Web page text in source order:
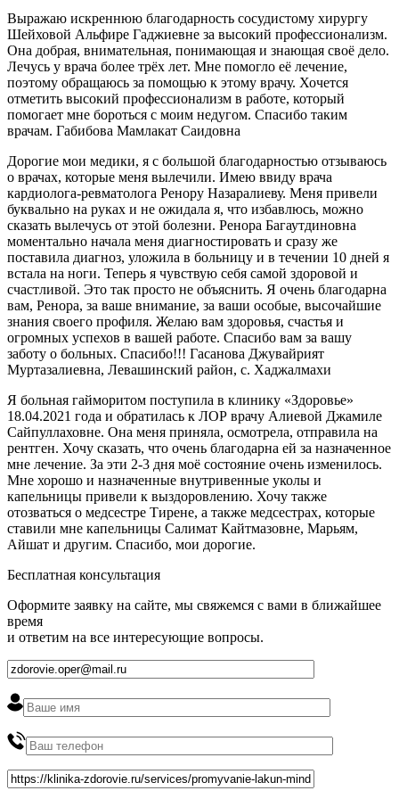
Выражаю искреннюю благодарность сосудистому хирургу
Шейховой Альфире Гаджиевне за высокий профессионализм.
Она добрая, внимательная, понимающая и знающая своё дело.
Лечусь у врача более трёх лет. Мне помогло её лечение,
поэтому обращаюсь за помощью к этому врачу. Хочется
отметить высокий профессионализм в работе, который
помогает мне бороться с моим недугом. Спасибо таким
врачам. Габибова Мамлакат Саидовна
Дорогие мои медики, я с большой благодарностью отзываюсь
о врачах, которые меня вылечили. Имею ввиду врача
кардиолога-ревматолога Ренору Назаралиеву. Меня привели
буквально на руках и не ожидала я, что избавлюсь, можно
сказать вылечусь от этой болезни. Ренора Багаутдиновна
моментально начала меня диагностировать и сразу же
поставила диагноз, уложила в больницу и в течении 10 дней я
встала на ноги. Теперь я чувствую себя самой здоровой и
счастливой. Это так просто не объяснить. Я очень благодарна
вам, Ренора, за ваше внимание, за ваши особые, высочайшие
знания своего профиля. Желаю вам здоровья, счастья и
огромных успехов в вашей работе. Спасибо вам за вашу
заботу о больных. Спасибо!!! Гасанова Джувайрият
Муртазалиевна, Левашинский район, с. Хаджалмахи
Я больная гайморитом поступила в клинику «Здоровье»
18.04.2021 года и обратилась к ЛОР врачу Алиевой Джамиле
Сайпуллаховне. Она меня приняла, осмотрела, отправила на
рентген. Хочу сказать, что очень благодарна ей за назначенное
мне лечение. За эти 2-3 дня моё состояние очень изменилось.
Мне хорошо и назначенные внутривенные уколы и
капельницы привели к выздоровлению. Хочу также
отозваться о медсестре Тирене, а также медсестрах, которые
ставили мне капельницы Салимат Кайтмазовне, Марьям,
Айшат и другим. Спасибо, мои дорогие.
Бесплатная консультация
Оформите заявку на сайте, мы свяжемся с вами в ближайшее
время
и ответим на все интересующие вопросы.